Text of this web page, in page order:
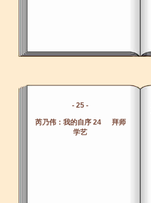
- 25 -
芮乃伟：我的自序 24 拜师
学艺